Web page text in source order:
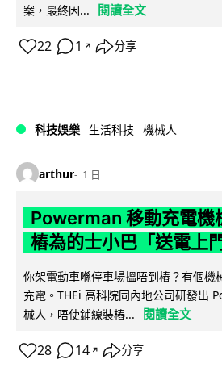
案，最終因...
閱讀全文
22 1 ↗ 分享
科技娛樂 生活科技 機械人
arthur 1 日
Powerman 移動充電機
樁為的士小巴「送電上門
你架電動車喺停車場搵唔到樁？有個機
充電。THEi 高科院同內地公司研發出
械人，唔使鋪線裝樁...
閱讀全文
28 14 ↗ 分享